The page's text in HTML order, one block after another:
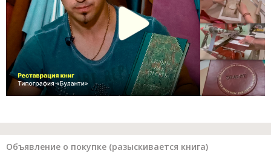
Объявление о покупке (разыскивается книга)